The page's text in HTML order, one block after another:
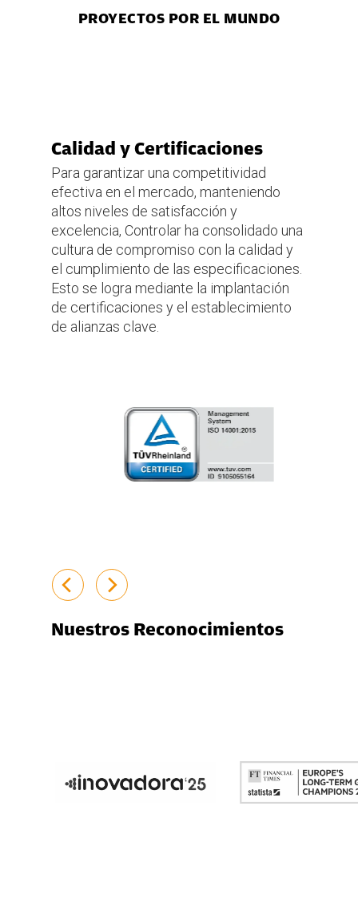
PROYECTOS POR EL MUNDO
Calidad y Certificaciones
Para garantizar una competitividad
efectiva en el mercado, manteniendo
altos niveles de satisfacción y
excelencia, Controlar ha consolidado una
cultura de compromiso con la calidad y
el cumplimiento de las especificaciones.
Esto se logra mediante la implantación
de certificaciones y el establecimiento
de alianzas clave.
Nuestros Reconocimientos